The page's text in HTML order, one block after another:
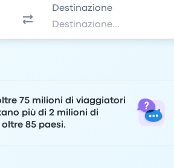
Destinazione
75 milioni di viaggiatori
più di 2 milioni di
85 paesi.